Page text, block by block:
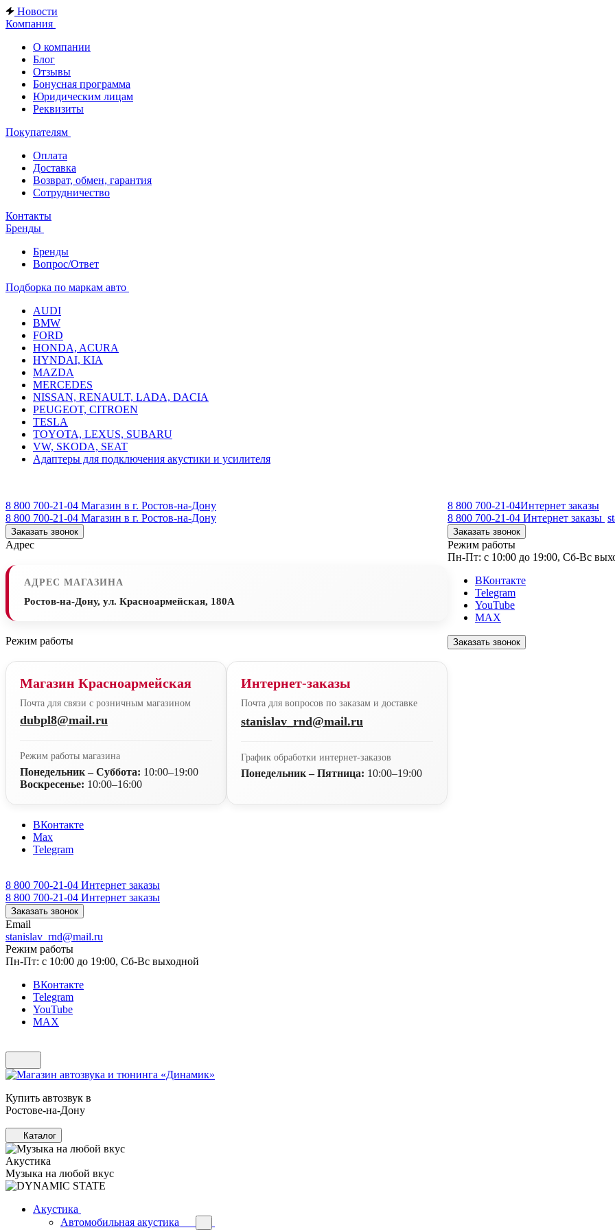
Новости
Компания
О компании
Блог
Отзывы
Бонусная программа
Юридическим лицам
Реквизиты
Покупателям
Оплата
Доставка
Возврат, обмен, гарантия
Сотрудничество
Контакты
Бренды
Бренды
Вопрос/Ответ
Подборка по маркам авто
AUDI
BMW
FORD
HONDA, ACURA
HYNDAI, KIA
MAZDA
MERCEDES
NISSAN, RENAULT, LADA, DACIA
PEUGEOT, CITROEN
TESLA
TOYOTA, LEXUS, SUBARU
VW, SKODA, SEAT
Адаптеры для подключения акустики и усилителя
8 800 700-21-04 Магазин в г. Ростов-на-Дону
8 800 700-21-04 Магазин в г. Ростов-на-Дону
Заказать звонок
Адрес
АДРЕС МАГАЗИНА
Ростов-на-Дону, ул. Красноармейская, 180А
Режим работы
Магазин Красноармейская
Почта для связи с розничным магазином
dubpl8@mail.ru
Режим работы магазина
Понедельник – Суббота: 10:00–19:00
Воскресенье: 10:00–16:00
Интернет-заказы
Почта для вопросов по заказам и доставке
stanislav_rnd@mail.ru
График обработки интернет-заказов
Понедельник – Пятница: 10:00–19:00
ВКонтакте
Max
Telegram
8 800 700-21-04 Интернет заказы
8 800 700-21-04 Интернет заказы
Заказать звонок
Email
stanislav_rnd@mail.ru
Режим работы
Пн-Пт: с 10:00 до 19:00, Сб-Вс выходной
ВКонтакте
Telegram
YouTube
MAX
8 800 700-21-04Интернет заказы
8 800 700-21-04 Интернет заказы
Заказать звонок
Режим работы
Пн-Пт: с 10:00 до 19:00, Сб-Вс
ВКонтакте
Telegram
YouTube
MAX
Заказать звонок
Купить автозвук в
Ростове-на-Дону
Каталог
Акустика
Музыка на любой вкус
Акустика
Автомобильная акустика